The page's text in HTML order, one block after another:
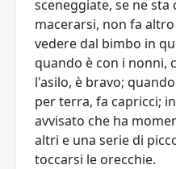
sceneggiate, se ne sta
macerarsi, non fa
vedere dal bimbo in
quando è con i nonni,
l'asilo, è bravo;
per terra, fa capricci;
avvisato che ha
altri e una serie di
toccarsi le orecchie.